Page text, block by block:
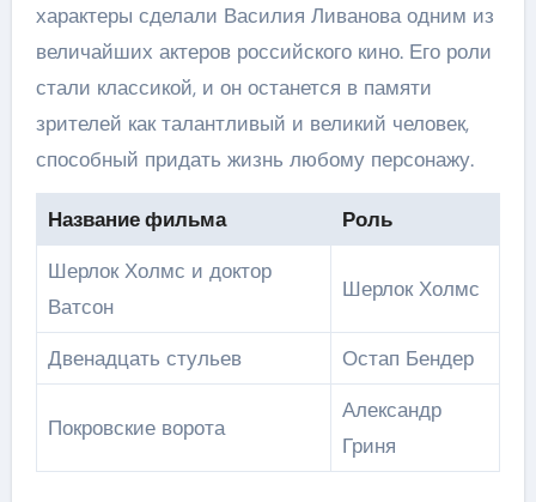
характеры сделали Василия Ливанова одним из
величайших актеров российского кино. Его роли
стали классикой, и он останется в памяти
зрителей как талантливый и великий человек,
способный придать жизнь любому персонажу.
Название фильма
Роль
Шерлок Холмс и доктор
Ватсон
Шерлок Холмс
Двенадцать стульев Остап Бендер
Покровские ворота
Александр
Гриня